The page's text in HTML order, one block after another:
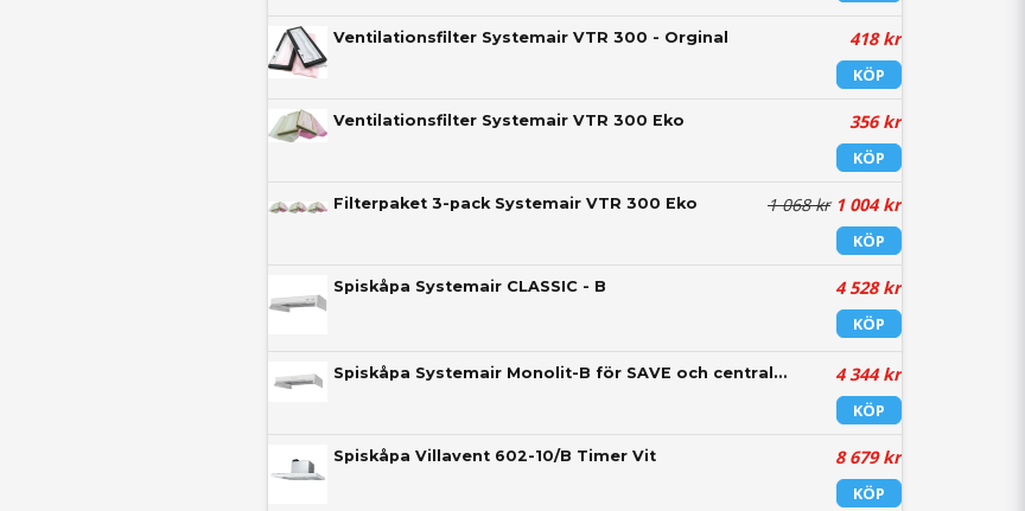
Ventilationsfilter Systemair VTR 300 - Orginal 418 kr
KÖP
Ventilationsfilter Systemair VTR 300 Eko 356 kr
KÖP
Filterpaket 3-pack Systemair VTR 300 Eko 1 068 kr1 004 kr
KÖP
Spiskåpa Systemair CLASSIC - B 4 528 kr
KÖP
Spiskåpa Systemair Monolit-B för SAVE och centralaggregat 4 344 kr
KÖP
Spiskåpa Villavent 602-10/B Timer Vit 8 679 kr
KÖP